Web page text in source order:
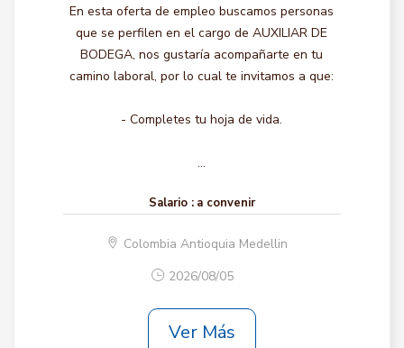
En esta oferta de empleo buscamos personas
que se perfilen en el cargo de AUXILIAR DE
BODEGA, nos gustaría acompañarte en tu
camino laboral, por lo cual te invitamos a que:
- Completes tu hoja de vida.
...
Salario : a convenir
Colombia Antioquia Medellin
2026/08/05
Ver Más